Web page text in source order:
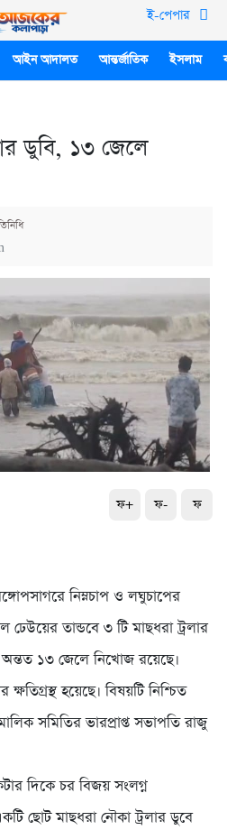
ই-পেপার
আইন আদালত আন্তর্জাতিক ইসলাম
ডুবি, ১৩ জেলে
ফ+ ফ- ফ
নিম্নচাপ ও লঘুচাপের
ঢেউয়ের তান্ডবে ৩ টি মাছধরা ট্রলার
১৩ জেলে নিখোজ রয়েছে।
হয়েছে। বিষয়টি নিশ্চিত
সমিতির ভারপ্রাপ্ত সভাপতি রাজু
দিকে চর বিজয় সংলগ্ন
ছোট মাছধরা নৌকা ট্রলার ডুবে